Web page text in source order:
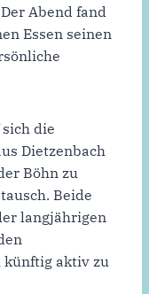
Abend fand
Essen seinen
die
Dietzenbach
Böhn zu
Beide
langjährigen
künftig aktiv zu